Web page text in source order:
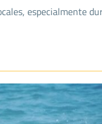
especialmente